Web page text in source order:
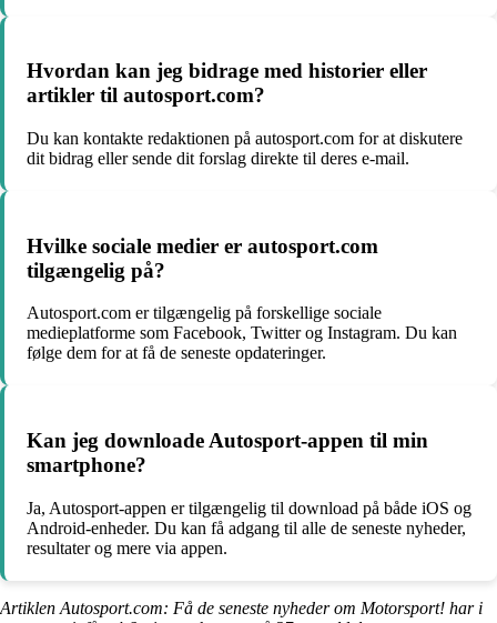
Hvordan kan jeg bidrage med historier eller
artikler til autosport.com?
Du kan kontakte redaktionen på autosport.com for at diskutere
dit bidrag eller sende dit forslag direkte til deres e-mail.
Hvilke sociale medier er autosport.com
tilgængelig på?
Autosport.com er tilgængelig på forskellige sociale
medieplatforme som Facebook, Twitter og Instagram. Du kan
følge dem for at få de seneste opdateringer.
Kan jeg downloade Autosport-appen til min
smartphone?
Ja, Autosport-appen er tilgængelig til download på både iOS og
Android-enheder. Du kan få adgang til alle de seneste nyheder,
resultater og mere via appen.
Artiklen Autosport.com: Få de seneste nyheder om Motorsport! har i